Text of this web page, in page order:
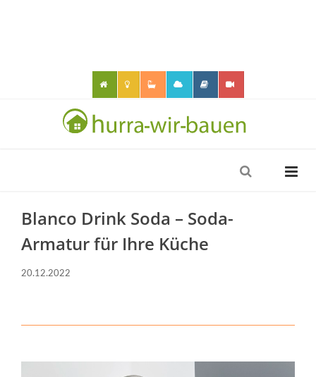
Blanco Drink Soda – Soda-
Armatur für Ihre Küche
20.12.2022